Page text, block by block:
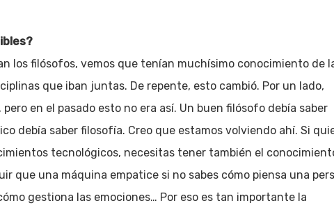
los filósofos, vemos que tenían muchísimo conocimiento de
que iban juntas. De repente, esto cambió. Por un lado,
en el pasado esto no era así. Un buen filósofo debía saber
debía saber filosofía. Creo que estamos volviendo ahí. Si
tecnológicos, necesitas tener también el
que una máquina empatice si no sabes cómo piensa una
gestiona las emociones… Por eso es tan importante la